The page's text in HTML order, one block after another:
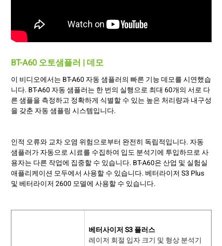
BT-A60 오토샘플러 | 데모
이 비디오에서는 BT-A60 자동 샘플러의 빠른 기능 데모를 시연했습
니다. BT-A60 자동 샘플러는 한 번의 실행으로 최대 60개의 서로 다
른 샘플을 측정하고 정확하게 식별할 수 있는 높은 처리량과 내구성
을 갖춘 자동 샘플링 시스템입니다.
인적 오류와 교차 오염 위험으로부터 완전히 독립적입니다. 자동
샘플러가 자동으로 시료를 수집하여 입도 분석기에 투입하므로 사
용자는 다른 작업에 집중할 수 있습니다. BT-A60은 산업 및 실험실
애플리케이션 모두에서 사용할 수 있습니다. 베터라이저 S3 Plus
및 베터라이저 2600 모델에 사용할 수 있습니다.
베터사이저 S3 플러스
레이저 회절 입자 크기 및 형상 분석기